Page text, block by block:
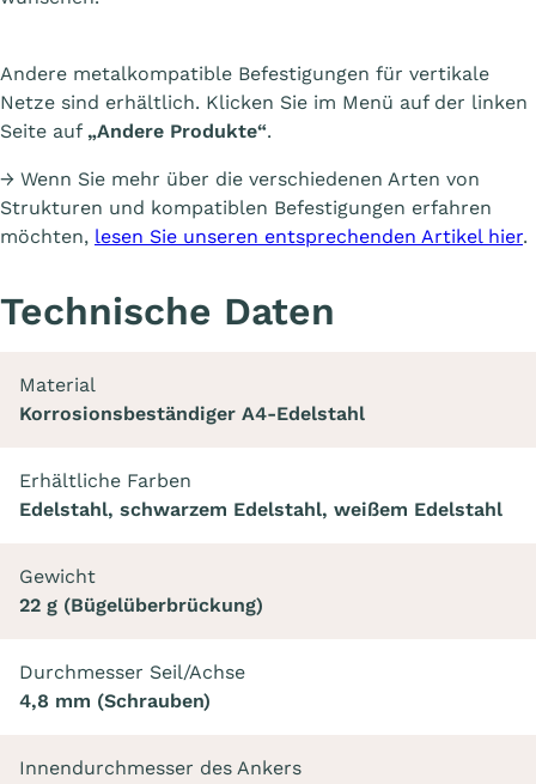
Andere metalkompatible Befestigungen für vertikale
Netze sind erhältlich. Klicken Sie im Menü auf der linken
Seite auf „Andere Produkte“.
→ Wenn Sie mehr über die verschiedenen Arten von
Strukturen und kompatiblen Befestigungen erfahren
möchten, lesen Sie unseren entsprechenden Artikel hier.
Technische Daten
Material
Korrosionsbeständiger A4-Edelstahl
Erhältliche Farben
Edelstahl, schwarzem Edelstahl, weißem Edelstahl
Gewicht
22 g (Bügelüberbrückung)
Durchmesser Seil/Achse
4,8 mm (Schrauben)
Innendurchmesser des Ankers